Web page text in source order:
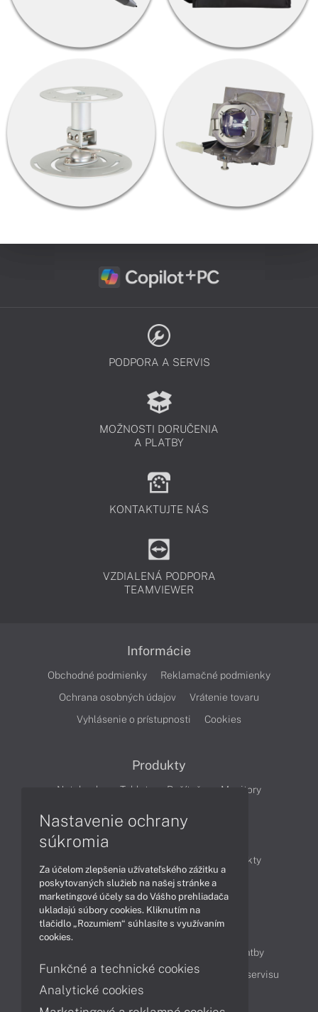
PODPORA A SERVIS
MOŽNOSTI DORUČENIA
A PLATBY
KONTAKTUJTE NÁS
VZDIALENÁ PODPORA
TEAMVIEWER
Informácie
Obchodné podmienky
Reklamačné podmienky
Ochrana osobných údajov
Vrátenie tovaru
Vyhlásenie o prístupnosti
Cookies
Produkty
Notebooky Tablety Počítače Monitory
Produkty
Technológie
Videá
Obsah
Možnosti doručenia a platby
Podpora a servis
Servisné služby Cenník servisu
Nastavenie ochrany
súkromia
Za účelom zlepšenia užívateľského zážitku a
poskytovaných služieb na našej stránke a
marketingové účely sa do Vášho prehliadača
ukladajú súbory cookies. Kliknutím na
tlačidlo „Rozumiem“ súhlasíte s využívaním
cookies.
Funkčné a technické cookies
Analytické cookies